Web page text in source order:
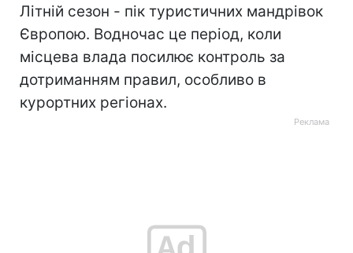
Літній сезон - пік туристичних мандрівок
Європою. Водночас це період, коли
місцева влада посилює контроль за
дотриманням правил, особливо в
курортних регіонах.